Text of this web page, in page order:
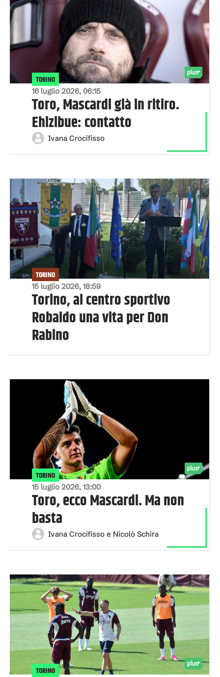
16 luglio 2026, 06:15
TORINO
Toro, Mascardi già in ritiro.
Ehizibue: contatto
Ivana Crocifisso
15 luglio 2026, 18:59
TORINO
Torino, al centro sportivo
Robaldo una vita per Don
Rabino
15 luglio 2026, 13:00
TORINO
Toro, ecco Mascardi. Ma non
basta
Ivana Crocifisso e Nicolò Schira
TORINO